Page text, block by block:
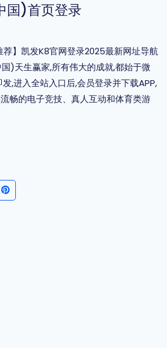
国)首页登录
】凯发K8官网登录2025最新网址导航
)天生赢家,所有伟大的成就,都始于微
,进入全站入口后,会员登录并下载APP,
畅的电子竞技、真人互动和体育类游